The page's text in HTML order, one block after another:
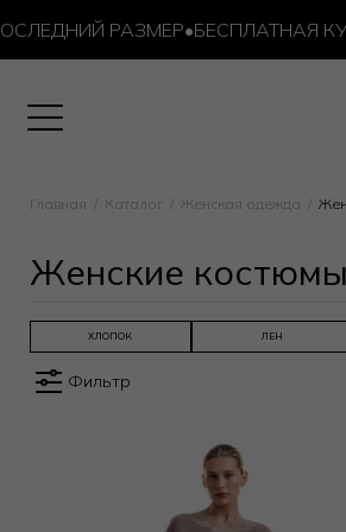
РАЗМЕР•БЕСПЛАТНАЯ
Главная Каталог Женская одежда
Женские
ХЛОПОК ЛЕН
Фильтр